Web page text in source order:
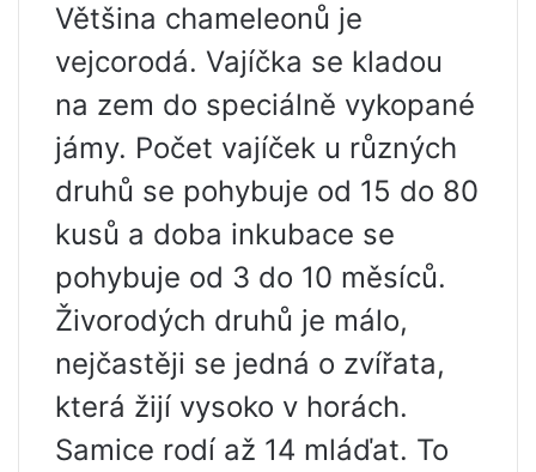
Většina chameleonů je
vejcorodá. Vajíčka se kladou
na zem do speciálně vykopané
jámy. Počet vajíček u různých
druhů se pohybuje od 15 do 80
kusů a doba inkubace se
pohybuje od 3 do 10 měsíců.
Živorodých druhů je málo,
nejčastěji se jedná o zvířata,
která žijí vysoko v horách.
Samice rodí až 14 mláďat. To